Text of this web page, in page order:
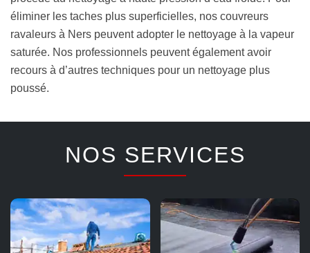
éliminer les taches plus superficielles, nos couvreurs
ravaleurs à Ners peuvent adopter le nettoyage à la vapeur
saturée. Nos professionnels peuvent également avoir
recours à d’autres techniques pour un nettoyage plus
poussé.
NOS SERVICES